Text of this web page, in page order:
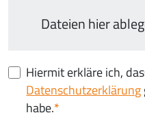
Dateien hier
Hiermit erkläre ich,
Datenschutzerklärung
habe.